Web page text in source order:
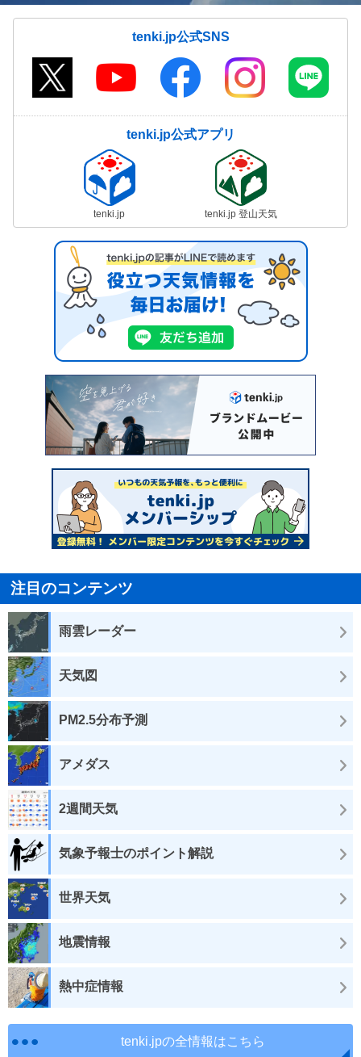
tenki.jp公式SNS
tenki.jp公式アプリ
tenki.jp tenki.jp 登山天気
注目のコンテンツ
雨雲レーダー
天気図
PM2.5分布予測
アメダス
2週間天気
気象予報士のポイント解説
世界天気
地震情報
熱中症情報
tenki.jpの全情報はこちら